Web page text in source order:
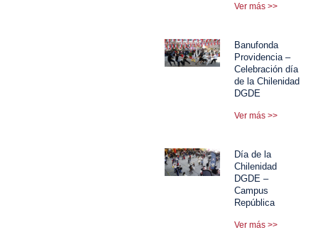
Ver más >>
Banufonda
Providencia –
Celebración día
de la Chilenidad
DGDE
Ver más >>
Día de la
Chilenidad
DGDE –
Campus
República
Ver más >>